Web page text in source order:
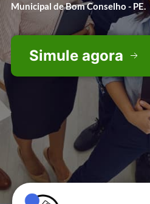
Municipal de Bom Conselho - PE.
Simule agora